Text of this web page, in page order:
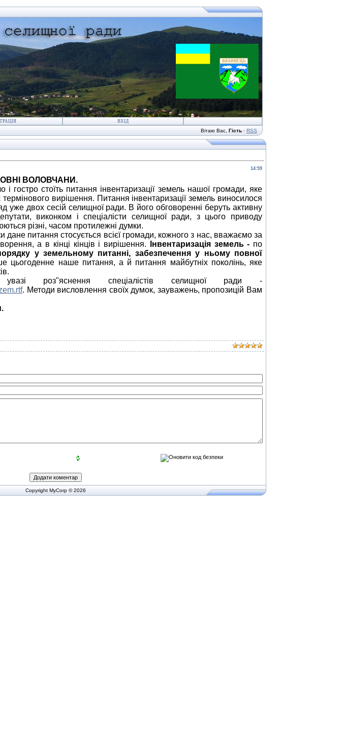
ВХІД
Вітаю Вас Гість · RSS
14:59
ВОЛОВЧАНИ.
і гостро стоїть питання інвентаризації земель нашої громади, яке
термінового вирішення. Питання інвентаризації земель виносилося
уже двох сесій селищної ради. В його обговоренні беруть активну
виконком і спеціалісти селищної ради, з цього приводу
різні, часом протилежні думки.
дане питання стосується всієї громади, кожного з нас, вважаємо за
а в кінці кінців і вирішення.
Інвентаризація земель - по
у земельному питанні, забезпечення у ньому повної
цьогоденне наше питання, а й питання майбутніх поколінь, яке
спеціалістів селищної ради -
. Методи висловлення своїх думок, зауважень, пропозицій Вам
Copyright MyCorp © 2026